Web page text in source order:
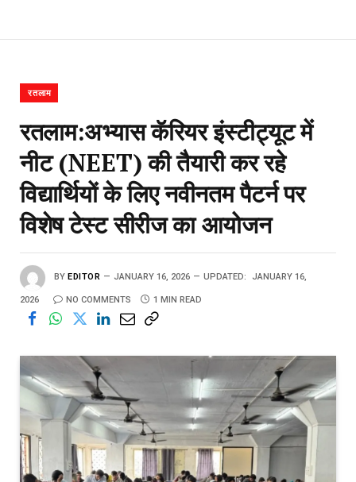
रतलाम
रतलाम:अभ्यास कॅरियर इंस्टीट्यूट में
नीट (NEET) की तैयारी कर रहे
विद्यार्थियों के लिए नवीनतम पैटर्न पर
विशेष टेस्ट सीरीज का आयोजन
BY EDITOR JANUARY 16, 2026 UPDATED: JANUARY 16,
2026 NO COMMENTS 1 MIN READ